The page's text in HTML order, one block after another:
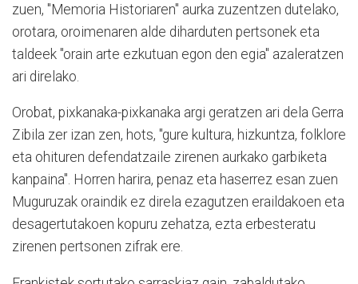
zuen, "Memoria Historiaren" aurka zuzentzen dutelako,
orotara, oroimenaren alde diharduten pertsonek eta
taldeek "orain arte ezkutuan egon den egia" azaleratzen
ari direlako.
Orobat, pixkanaka-pixkanaka argi geratzen ari dela Gerra
Zibila zer izan zen, hots, "gure kultura, hizkuntza, folklore
eta ohituren defendatzaile zirenen aurkako garbiketa
kanpaina". Horren harira, penaz eta haserrez esan zuen
Muguruzak oraindik ez direla ezagutzen eraildakoen eta
desagertutakoen kopuru zehatza, ezta erbesteratu
zirenen pertsonen zifrak ere.